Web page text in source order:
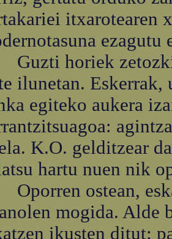
itxarotearen
ezagutu
horiek
ilunetan.
egiteko aukera
K.O. gelditzear
hartu nuen nik
ostean,
mogida. Alde
ikusten ditut: